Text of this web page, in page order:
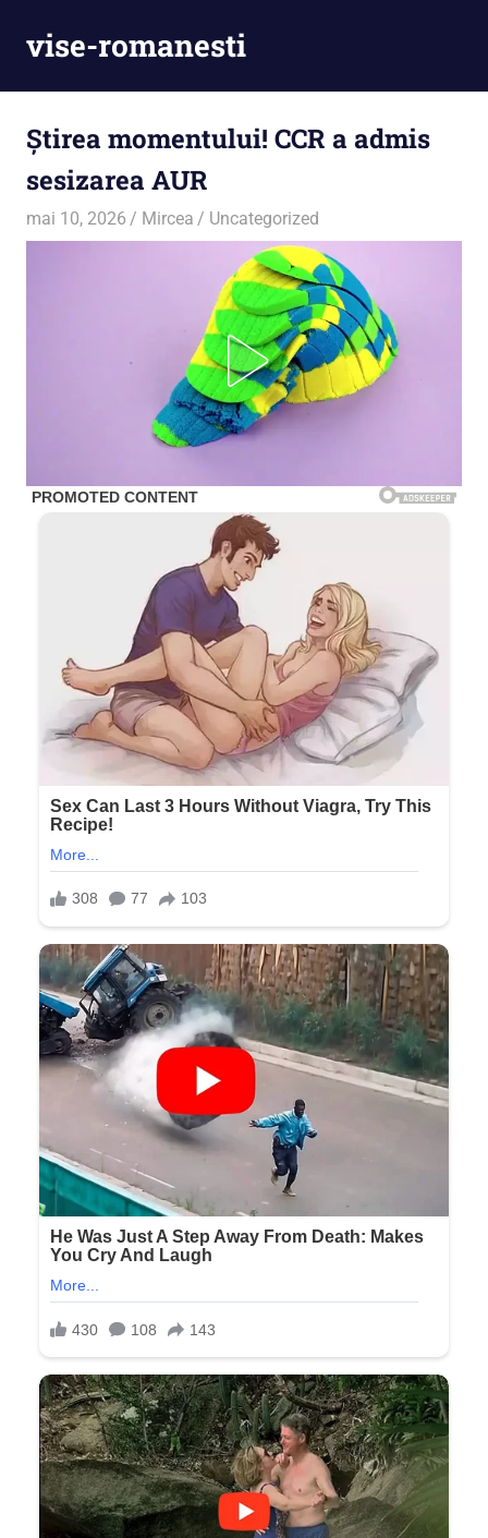
vise-romanesti
Știrea momentului! CCR a admis
sesizarea AUR
mai 10, 2026 Mircea Uncategorized